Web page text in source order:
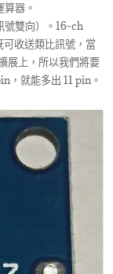
器。
號雙向）。16-ch
可收送類比訊號，當
展上，所以我們將要
，就能多出 11 pin。